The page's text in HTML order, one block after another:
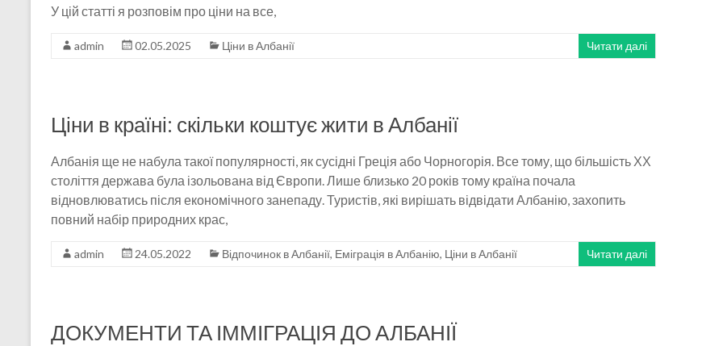
У цій статті я розповім про ціни на все,
admin 02.05.2025 Ціни в Албанії Читати далі
Ціни в країні: скільки коштує жити в Албанії
Албанія ще не набула такої популярності, як сусідні Греція або Чорногорія. Все тому, що більшість ХХ
століття держава була ізольована від Європи. Лише близько 20 років тому країна почала
відновлюватись після економічного занепаду. Туристів, які вирішать відвідати Албанію, захопить
повний набір природних крас,
admin 24.05.2022 Відпочинок в Албанії, Еміграція в Албанію, Ціни в Албанії Читати далі
ДОКУМЕНТИ ТА ІММІГРАЦІЯ ДО АЛБАНІЇ